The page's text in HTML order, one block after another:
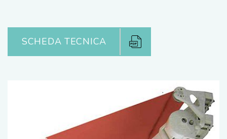
SCHEDA TECNICA